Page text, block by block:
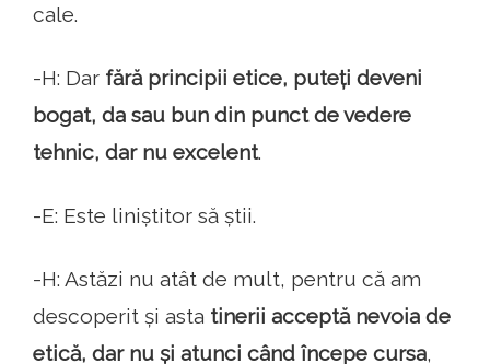
cale.
-H: Dar fără principii etice, puteți deveni
bogat, da sau bun din punct de vedere
tehnic, dar nu excelent.
-E: Este liniștitor să știi.
-H: Astăzi nu atât de mult, pentru că am
descoperit și asta tinerii acceptă nevoia de
etică, dar nu și atunci când începe cursa,